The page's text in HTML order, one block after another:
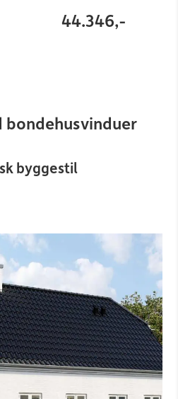
44.346,-
bondehusvinduer
byggestil